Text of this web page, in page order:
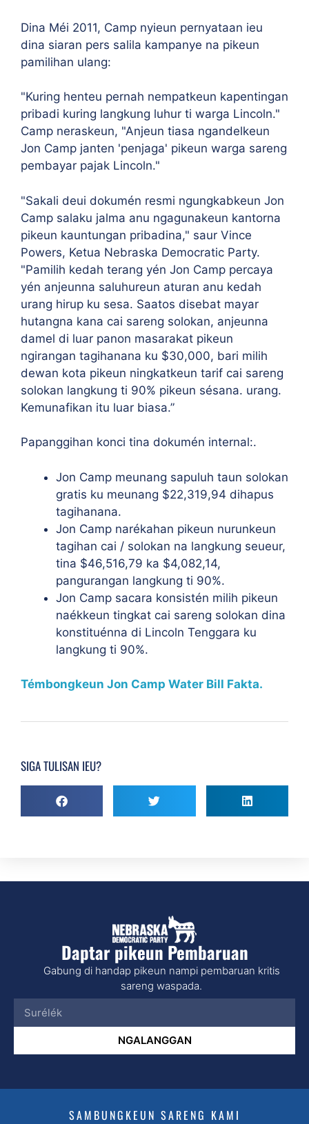
Dina Méi 2011, Camp nyieun pernyataan ieu
dina siaran pers salila kampanye na pikeun
pamilihan ulang:
"Kuring henteu pernah nempatkeun kapentingan
pribadi kuring langkung luhur ti warga Lincoln."
Camp neraskeun, "Anjeun tiasa ngandelkeun
Jon Camp janten 'penjaga' pikeun warga sareng
pembayar pajak Lincoln."
"Sakali deui dokumén resmi ngungkabkeun Jon
Camp salaku jalma anu ngagunakeun kantorna
pikeun kauntungan pribadina," saur Vince
Powers, Ketua Nebraska Democratic Party.
"Pamilih kedah terang yén Jon Camp percaya
yén anjeunna saluhureun aturan anu kedah
urang hirup ku sesa. Saatos disebat mayar
hutangna kana cai sareng solokan, anjeunna
damel di luar panon masarakat pikeun
ngirangan tagihanana ku $30,000, bari milih
dewan kota pikeun ningkatkeun tarif cai sareng
solokan langkung ti 90% pikeun sésana. urang.
Kemunafikan itu luar biasa.”
Papanggihan konci tina dokumén internal:.
Jon Camp meunang sapuluh taun solokan
gratis ku meunang $22,319,94 dihapus
tagihanana.
Jon Camp narékahan pikeun nurunkeun
tagihan cai / solokan na langkung seueur,
tina $46,516,79 ka $4,082,14,
pangurangan langkung ti 90%.
Jon Camp sacara konsistén milih pikeun
naékkeun tingkat cai sareng solokan dina
konstituénna di Lincoln Tenggara ku
langkung ti 90%.
Témbongkeun Jon Camp Water Bill Fakta.
SIGA TULISAN IEU?
Daptar pikeun Pembaruan
Gabung di handap pikeun nampi pembaruan kritis
sareng waspada.
NGALANGGAN
SAMBUNGKEUN SARENG KAMI